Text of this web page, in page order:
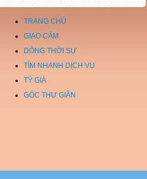
TRANG CHỦ
GIAO CẢM
DÒNG THỜI SỰ
TÌM NHANH DỊCH VỤ
TỶ GIÁ
GÓC THƯ GIÃN